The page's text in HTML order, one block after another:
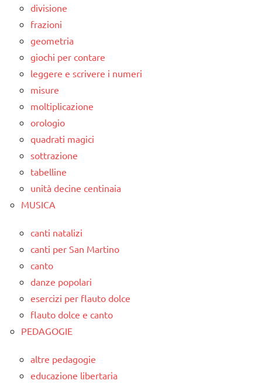
divisione
frazioni
geometria
giochi per contare
leggere e scrivere i numeri
misure
moltiplicazione
orologio
quadrati magici
sottrazione
tabelline
unità decine centinaia
MUSICA
canti natalizi
canti per San Martino
canto
danze popolari
esercizi per flauto dolce
flauto dolce e canto
PEDAGOGIE
altre pedagogie
educazione libertaria